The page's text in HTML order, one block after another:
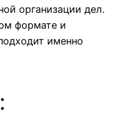
организации дел.
формате и
именно